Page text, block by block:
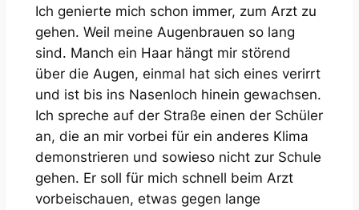
Ich genierte mich schon immer, zum Arzt zu
gehen. Weil meine Augenbrauen so lang
sind. Manch ein Haar hängt mir störend
über die Augen, einmal hat sich eines verirrt
und ist bis ins Nasenloch hinein gewachsen.
Ich spreche auf der Straße einen der Schüler
an, die an mir vorbei für ein anderes Klima
demonstrieren und sowieso nicht zur Schule
gehen. Er soll für mich schnell beim Arzt
vorbeischauen, etwas gegen lange